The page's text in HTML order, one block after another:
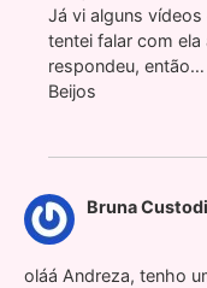
Já vi alguns
tentei falar com ela
respondeu,
Beijos
Bruna
oláá Andreza, tenho